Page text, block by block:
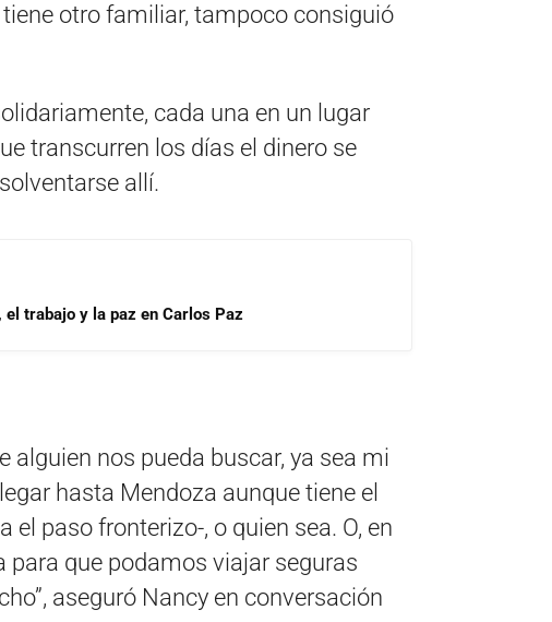
otro familiar, tampoco consiguió
cada una en un lugar
transcurren los días el dinero se
allí.
el trabajo y la paz en Carlos Paz
alguien nos pueda buscar, ya sea mi
hasta Mendoza aunque tiene el
paso fronterizo-, o quien sea. O, en
que podamos viajar seguras
aseguró Nancy en conversación